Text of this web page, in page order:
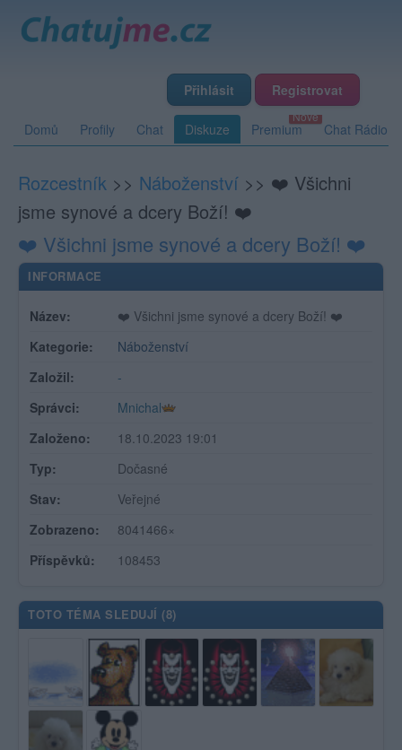
Přihlásit Registrovat
Domů Profily Chat Diskuze Premium Chat Rádio
Rozcestník >> Náboženství >> ❤️ Všichni
jsme synové a dcery Boží! ❤️
❤️ Všichni jsme synové a dcery Boží! ❤️
INFORMACE
Název:
❤️ Všichni jsme synové a dcery Boží! ❤️
Kategorie:
Náboženství
Založil:
-
Správci:
Mnichal
Založeno:
18.10.2023 19:01
Typ:
Dočasné
Stav:
Veřejné
Zobrazeno:
8041466×
Příspěvků:
108453
TOTO TÉMA SLEDUJÍ (8)